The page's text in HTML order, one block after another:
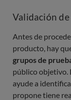
Validación
Antes de
producto, hay
grupos de
público objetivo.
ayude a
propone tiene